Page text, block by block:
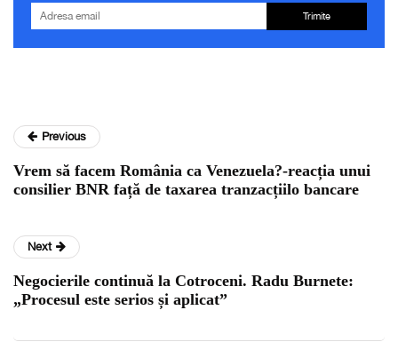
Trimite
Previous
Vrem să facem România ca Venezuela?-reacția unui
consilier BNR față de taxarea tranzacțiilo bancare
Next
Negocierile continuă la Cotroceni. Radu Burnete:
„Procesul este serios și aplicat”